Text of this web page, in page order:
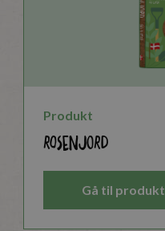
Produkt
Rosenjord
Gå til produkt